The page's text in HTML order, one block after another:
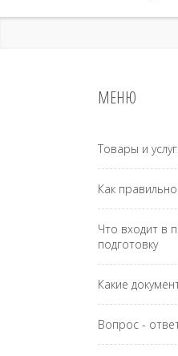
Товары и
Как
Что входит в
подготовку
Какие
Вопрос -